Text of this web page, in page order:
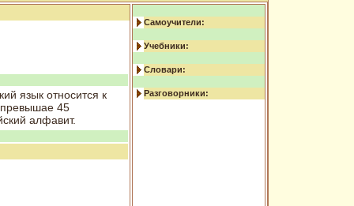
язык относится к
превышае 45
алфавит.
Самоучители:
Учебники:
Словари:
Разговорники: